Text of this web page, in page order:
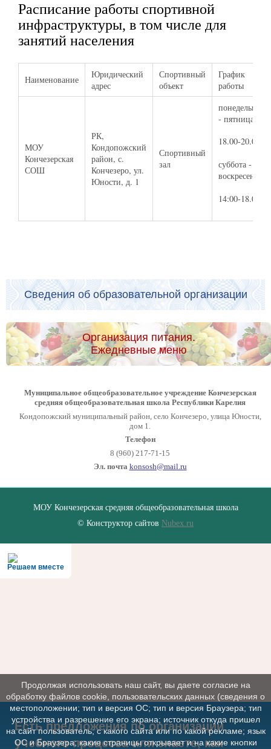
Расписание работы спортивной
инфраструктуры, в том числе для
занятий населения
Наименование
Юридический
адрес
Спортивный
объект
График
работы
МОУ
Кончезерская
СОШ
РК,
Кондопожский
район, с.
Кончезеро, ул.
Юности, д. 1
Спортивный
зал
понедельник
- пятница
18.00-20.00
суббота -
воскресенье
14:00-18.00
Сведения об образовательной организации
Организация питания.
Ежедневные меню
Муниципальное общеобразовательное учреждение Кончезерская
средняя общеобразовательная школа Республики Карелия
Кондопожский муниципальный район, село Кончезеро, улица Юности,
дом 1.
Телефон
8 (960) 217-71-15
Эл. почта konsosh@mail.ru
МОУ Кончезерская средняя общеобразовательная школа
© Конструктор сайтов Nubex.ru
Решаем вместе
Есть предложения по организации
учебного процесса или знаете, как
Продолжая использовать наш сайт, вы даете согласие на
обработку файлов cookie, пользовательских данных (сведения о
местоположении; тип и версия ОС; тип и версия Браузера; тип
устройства и разрешение его экрана; источник откуда пришел
на сайт пользователь; с какого сайта или по какой рекламе; язык
ОС и Браузера; какие страницы открывает и на какие кнопки